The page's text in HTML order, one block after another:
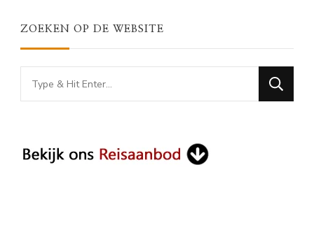
ZOEKEN OP DE WEBSITE
Looking
for